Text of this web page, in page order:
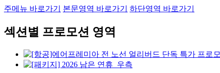
주메뉴 바로가기 본문영역 바로가기 하단영역 바로가기
섹션별 프로모션 영역